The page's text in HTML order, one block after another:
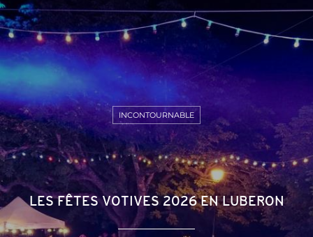
LES FÊTES VOTIVES 2026 EN LUBERON
INCONTOURNABLE